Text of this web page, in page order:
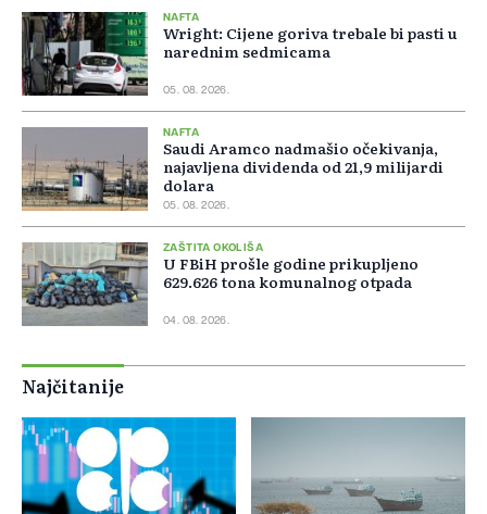
NAFTA
Wright: Cijene goriva trebale bi pasti u
narednim sedmicama
05. 08. 2026.
NAFTA
Saudi Aramco nadmašio očekivanja,
najavljena dividenda od 21,9 milijardi
dolara
05. 08. 2026.
ZAŠTITA OKOLIŠA
U FBiH prošle godine prikupljeno
629.626 tona komunalnog otpada
04. 08. 2026.
Najčitanije